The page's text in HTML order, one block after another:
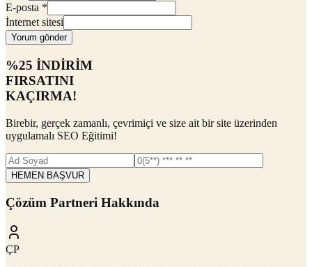
E-posta *
İnternet sitesi
Yorum gönder
%25 İNDİRİM
FIRSATINI
KAÇIRMA!
Birebir, gerçek zamanlı, çevrimiçi ve size ait bir site üzerinden
uygulamalı SEO Eğitimi!
HEMEN BAŞVUR
Çözüm Partneri Hakkında
ÇP